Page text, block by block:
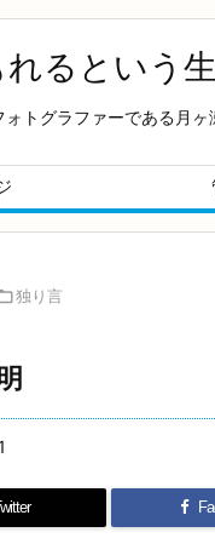
るという
トグラファーである月
独り言